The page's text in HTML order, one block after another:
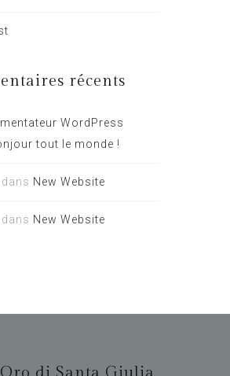
récents
WordPress
tout le monde !
dans New Website
dans New Website